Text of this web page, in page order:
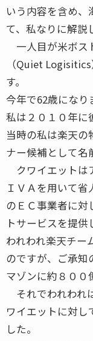
いう内容を含め、
て、私なりに解説
一人目が米ボス
（Quiet
す。
今年で62歳になり
私は２０１０年に
当時の私は楽天の
ナー候補として名
クワイエットは
ＩＶＡを用いて
のＥＣ事業者に対
トサービスを提供
われわれ楽天チー
のですが、ご承知
マゾンに約８００
それでわれわれ
ワイエットに対し
した。